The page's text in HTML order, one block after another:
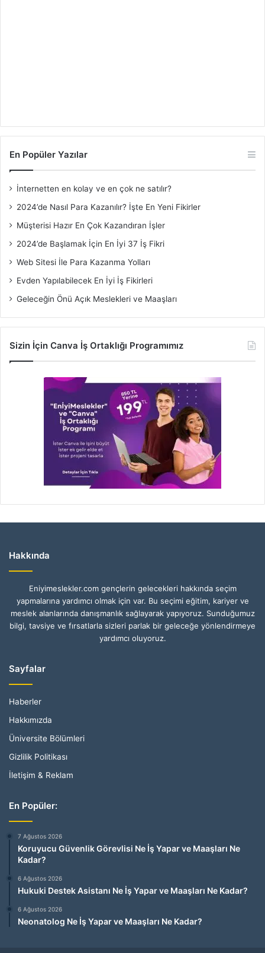
En Popüler Yazılar
İnternetten en kolay ve en çok ne satılır?
2024’de Nasıl Para Kazanılır? İşte En Yeni Fikirler
Müşterisi Hazır En Çok Kazandıran İşler
2024’de Başlamak İçin En İyi 37 İş Fikri
Web Sitesi İle Para Kazanma Yolları
Evden Yapılabilecek En İyi İş Fikirleri
Geleceğin Önü Açık Meslekleri ve Maaşları
Sizin İçin Canva İş Ortaklığı Programımız
Hakkında
Eniyimeslekler.com gençlerin gelecekleri hakkında seçim
yapmalarına yardımcı olmak için var. Bu seçimi eğitim, kariyer ve
meslek alanlarında danışmanlık sağlayarak yapıyoruz. Sunduğumuz
bilgi, tavsiye ve fırsatlarla sizleri parlak bir geleceğe yönlendirmeye
yardımcı oluyoruz.
Sayfalar
Haberler
Hakkımızda
Üniversite Bölümleri
Gizlilik Politikası
İletişim & Reklam
En Popüler:
7 Ağustos 2026
Koruyucu Güvenlik Görevlisi Ne İş Yapar ve Maaşları Ne
Kadar?
6 Ağustos 2026
Hukuki Destek Asistanı Ne İş Yapar ve Maaşları Ne Kadar?
6 Ağustos 2026
Neonatolog Ne İş Yapar ve Maaşları Ne Kadar?